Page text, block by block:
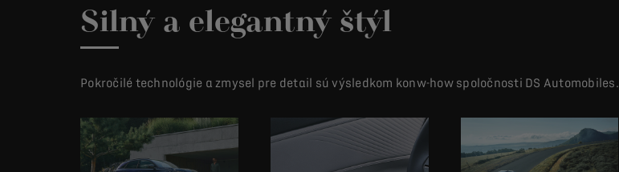
Silný a elegantný štýl
Pokročilé technológie a zmysel pre detail sú výsledkom konw-how spoločnosti DS Automobiles.